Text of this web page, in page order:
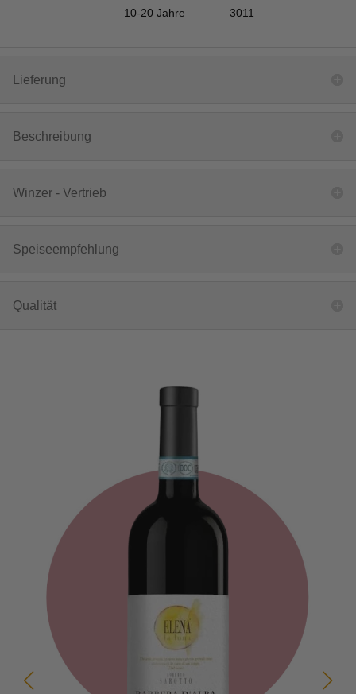
10-20 Jahre 3011
Lieferung
Beschreibung
Winzer - Vertrieb
Speiseempfehlung
Qualität